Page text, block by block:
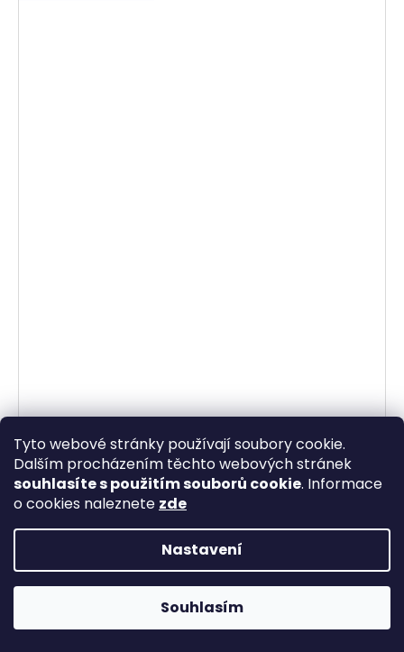
Tyto webové stránky používají soubory cookie.
Dalším procházením těchto webových stránek
souhlasíte s použitím souborů cookie. Informace
o cookies naleznete zde
Nastavení
Souhlasím
20% sleva s kódem bestmoda20 na online objednávky do
Čokoládově hnědé třpytivé společenské šaty Karina
Vyprodáno
2 190 Kč
DETAIL